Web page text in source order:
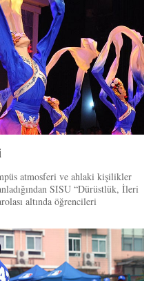
atmosferi ve ahlaki kişilikler
SISU “Dürüstlük, İleri
altında öğrencileri
çok çeşitli serbest akademik
etkinlikleri üniversitemizi